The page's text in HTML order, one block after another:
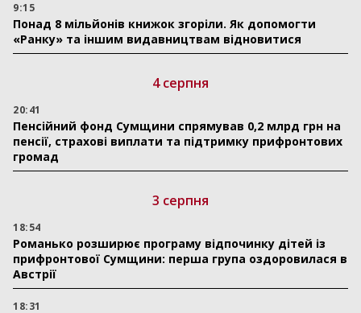
9:15
Понад 8 мільйонів книжок згоріли. Як допомогти
«Ранку» та іншим видавництвам відновитися
4 серпня
20:41
Пенсійний фонд Сумщини спрямував 0,2 млрд грн на
пенсії, страхові виплати та підтримку прифронтових
громад
3 серпня
18:54
Романько розширює програму відпочинку дітей із
прифронтової Сумщини: перша група оздоровилася в
Австрії
18:31